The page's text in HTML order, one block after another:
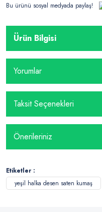
Bu ürünü sosyal medyada paylaş!
Ürün Bilgisi
Yorumlar
Taksit Seçenekleri
Önerileriniz
Etiketler :
yeşil halka desen saten kumaş